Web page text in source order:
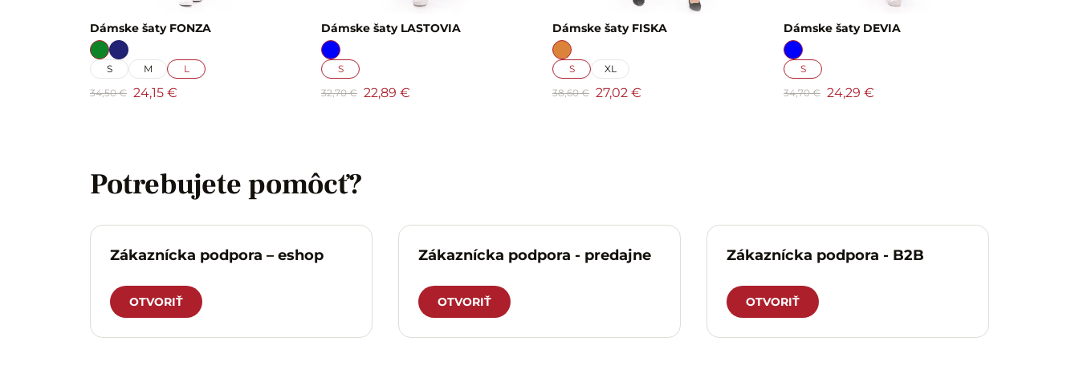
Dámske šaty FONZA
S M
L
34,50 € 24,15 €
Dámske šaty LASTOVIA
S
32,70 € 22,89 €
Dámske šaty FISKA
S
XL
38,60 € 27,02 €
Dámske šaty DEVIA
S
34,70 € 24,29 €
Potrebujete pomôcť?
Zákaznícka podpora – eshop
OTVORIŤ
Zákaznícka podpora - predajne
OTVORIŤ
Zákaznícka podpora - B2B
OTVORIŤ